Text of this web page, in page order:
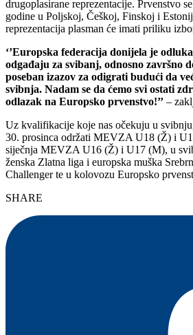
drugoplasirane reprezentacije. Prvenstvo
godine u Poljskoj, Češkoj, Finskoj i
reprezentacija plasman će imati priliku
‘’Europska federacija donijela je
odgađaju za svibanj, odnosno završno
poseban izazov za odigrati budući da
svibnja. Nadam se da ćemo svi ostati
odlazak na Europsko prvenstvo!’’ –
Uz kvalifikacije koje nas očekuju u
30. prosinca održati MEVZA U18 (Ž) i
siječnja MEVZA U16 (Ž) i U17 (M), u
ženska Zlatna liga i europska muška
Challenger te u kolovozu Europsko
SHARE